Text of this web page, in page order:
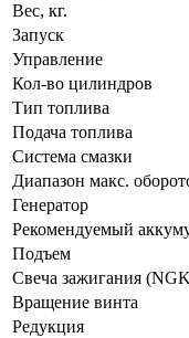
Вес, кг.
Запуск
Управление
Кол-во цилиндров
Тип топлива
Подача топлива
Система смазки
Диапазон макс.
Генератор
Рекомендуемый
Подъем
Свеча зажигания
Вращение винта
Редукция